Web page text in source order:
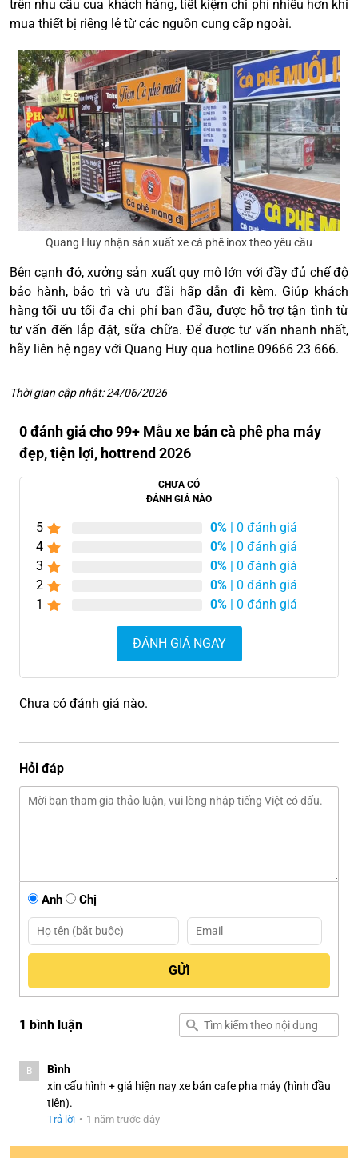
trên nhu cầu của khách hàng, tiết kiệm chi phí nhiều hơn khi
mua thiết bị riêng lẻ từ các nguồn cung cấp ngoài.
Quang Huy nhận sản xuất xe cà phê inox theo yêu cầu
Bên cạnh đó, xưởng sản xuất quy mô lớn với đầy đủ chế độ
bảo hành, bảo trì và ưu đãi hấp dẫn đi kèm. Giúp khách
hàng tối ưu tối đa chi phí ban đầu, được hỗ trợ tận tình từ
tư vấn đến lắp đặt, sữa chữa. Để được tư vấn nhanh nhất,
hãy liên hệ ngay với Quang Huy qua hotline 09666 23 666.
Thời gian cập nhật: 24/06/2026
0 đánh giá cho 99+ Mẫu xe bán cà phê pha máy
đẹp, tiện lợi, hottrend 2026
CHƯA CÓ
ĐÁNH GIÁ NÀO
5 0% | 0 đánh giá
4
0% | 0 đánh giá
3
0% | 0 đánh giá
2
0% | 0 đánh giá
1
0% | 0 đánh giá
ĐÁNH GIÁ NGAY
Chưa có đánh giá nào.
Hỏi đáp
Anh Chị
1 bình luận
B
Bình
xin cấu hình + giá hiện nay xe bán cafe pha máy (hình đầu
tiên).
Trả lời • 1 năm trước đây